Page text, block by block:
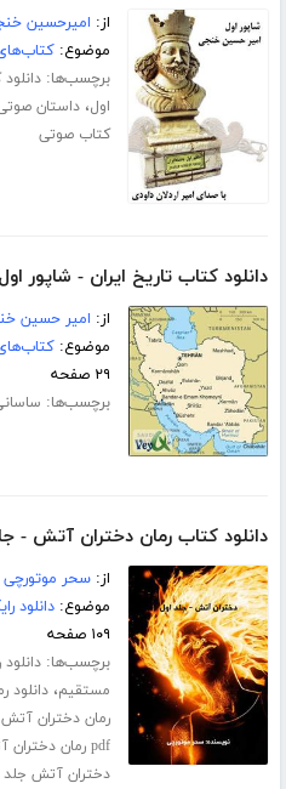
از: امیرحسین
موضوع:
برچسب‌ها:
اول،داستان
کتاب صوتی
دانلود کتاب تاریخ ایران - شاپور اول
از: امیر حسین
موضوع:
۲۹ صفحه
برچسب‌ها:
دانلود کتاب رمان دختران آتش -
از:سحر موتورچی
موضوع:دانلود
۱۰۹ صفحه
برچسب‌ها:
مستقیم،دانلود
رمان دختران
pdf رمان دختران آتش جلد اول کامل
دختران آتش جلد